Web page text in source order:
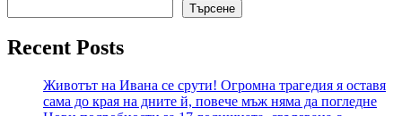
Търсене
Recent Posts
Животът на Ивана се срути! Огромна трагедия я оставя
сама до края на дните й, повече мъж няма да погледне